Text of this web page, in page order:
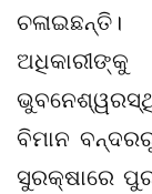
ବିମାନ
ସୁରକ୍ଷାରେ